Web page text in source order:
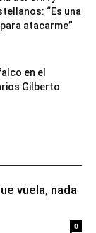
“Es una
atacarme”
en el
Gilberto
vuela, nada
0